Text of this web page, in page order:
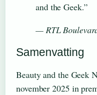
and the Geek.”
— RTL
Samenvatting
Beauty and the Geek
november 2025 in